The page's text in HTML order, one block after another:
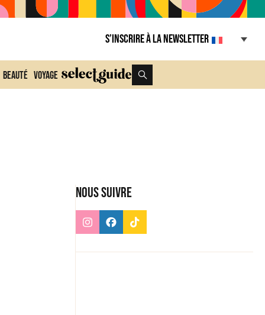
S’inscrire à la Newsletter
Beauté Voyage
Nous suivre